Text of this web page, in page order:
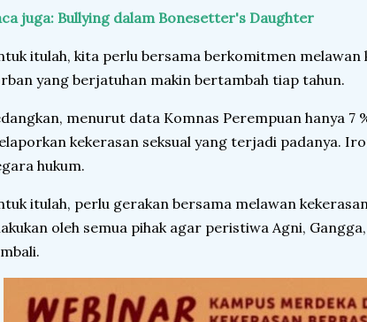
juga: Bullying dalam Bonesetter's Daughter
itulah, kita perlu bersama berkomitmen melawan
yang berjatuhan makin bertambah tiap tahun.
menurut data Komnas Perempuan hanya 7
kekerasan seksual yang terjadi padanya.
hukum.
itulah, perlu gerakan bersama melawan
oleh semua pihak agar peristiwa Agni,